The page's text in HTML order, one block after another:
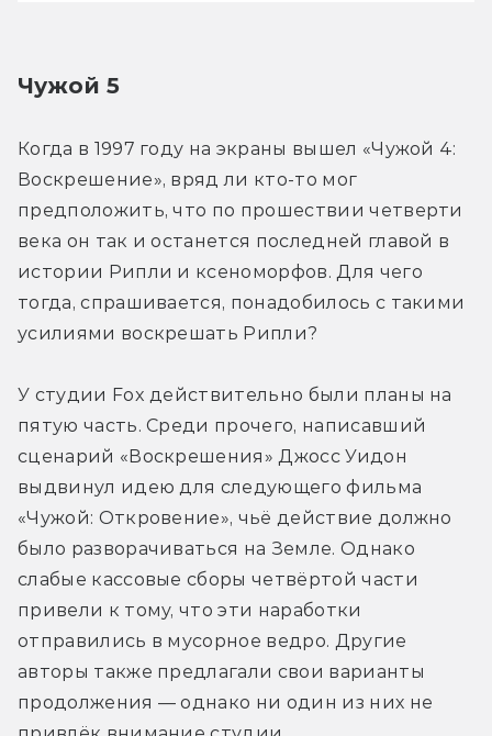
Чужой 5
Когда в 1997 году на экраны вышел «Чужой 4:
Воскрешение», вряд ли кто-то мог
предположить, что по прошествии четверти
века он так и останется последней главой в
истории Рипли и ксеноморфов. Для чего
тогда, спрашивается, понадобилось с такими
усилиями воскрешать Рипли?
У студии Fox действительно были планы на
пятую часть. Среди прочего, написавший
сценарий «Воскрешения» Джосс Уидон
выдвинул идею для следующего фильма
«Чужой: Откровение», чьё действие должно
было разворачиваться на Земле. Однако
слабые кассовые сборы четвёртой части
привели к тому, что эти наработки
отправились в мусорное ведро. Другие
авторы также предлагали свои варианты
продолжения — однако ни один из них не